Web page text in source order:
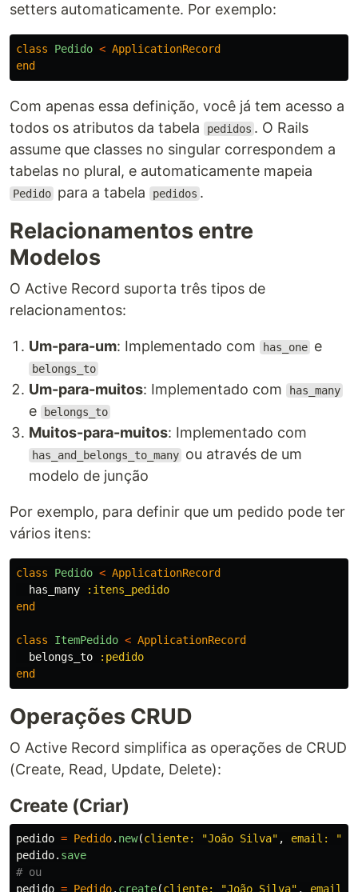
setters automaticamente. Por exemplo:
class Pedido < ApplicationRecord
end
Com apenas essa definição, você já tem acesso a
todos os atributos da tabela
pedidos . O Rails
assume que classes no singular correspondem a
tabelas no plural, e automaticamente mapeia
Pedido para a tabela pedidos .
Relacionamentos entre
Modelos
O Active Record suporta três tipos de
relacionamentos:
Um-para-um: Implementado com has_one e
belongs_to
Um-para-muitos: Implementado com has_many
e belongs_to
Muitos-para-muitos: Implementado com
has_and_belongs_to_many ou através de um
modelo de junção
Por exemplo, para definir que um pedido pode ter
vários itens:
class Pedido < ApplicationRecord
has_many
:itens_pedido
end
class ItemPedido < ApplicationRecord
belongs_to
:pedido
end
Operações CRUD
O Active Record simplifica as operações de CRUD
(Create, Read, Update, Delete):
Create (Criar)
pedido = Pedido. new(cliente: "João Silva" , email:
pedido. save
# ou
pedido = Pedido. create(cliente: "João Silva" , email: